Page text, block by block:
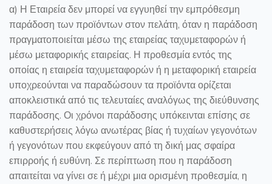
α) Η Εταιρεία δεν μπορεί να εγγυηθεί την εμπρόθεσμη
παράδοση των προϊόντων στον πελάτη, όταν η παράδοση
πραγματοποιείται μέσω της εταιρείας ταχυμεταφορών ή
μέσω μεταφορικής εταιρείας. Η προθεσμία εντός της
οποίας η εταιρεία ταχυμεταφορών ή η μεταφορική εταιρεία
υποχρεούνται να παραδώσουν τα προϊόντα ορίζεται
αποκλειστικά από τις τελευταίες αναλόγως της διεύθυνσης
παράδοσης. Οι χρόνοι παράδοσης υπόκεινται επίσης σε
καθυστερήσεις λόγω ανωτέρας βίας ή τυχαίων γεγονότων
ή γεγονότων που εκφεύγουν από τη δική μας σφαίρα
επιρροής ή ευθύνη. Σε περίπτωση που η παράδοση
απαιτείται να γίνει σε ή μέχρι μια ορισμένη προθεσμία, η